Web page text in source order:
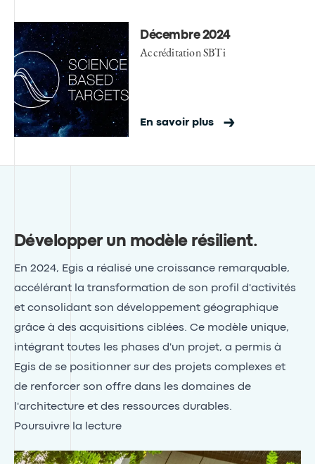
Décembre 2024
Accréditation SBTi
En savoir plus
Développer un modèle résilient.
En 2024, Egis a réalisé une croissance remarquable,
accélérant la transformation de son profil d'activités
et consolidant son développement géographique
grâce à des acquisitions ciblées. Ce modèle unique,
intégrant toutes les phases d'un projet, a permis à
Egis de se positionner sur des projets complexes et
de renforcer son offre dans les domaines de
l'architecture et des ressources durables.
Poursuivre la lecture